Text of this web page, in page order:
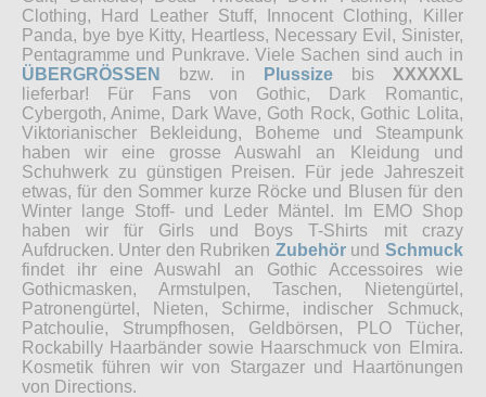
Clothing, Hard Leather Stuff, Innocent Clothing, Killer
Panda, bye bye Kitty, Heartless, Necessary Evil, Sinister,
Pentagramme und Punkrave. Viele Sachen sind auch in
ÜBERGRÖSSEN
bzw. in Plussize bis XXXXXL
lieferbar! Für Fans von Gothic, Dark Romantic,
Cybergoth, Anime, Dark Wave, Goth Rock, Gothic Lolita,
Viktorianischer Bekleidung, Boheme und Steampunk
haben wir eine grosse Auswahl an Kleidung und
Schuhwerk zu günstigen Preisen. Für jede Jahreszeit
etwas, für den Sommer kurze Röcke und Blusen für den
Winter lange Stoff- und Leder Mäntel. Im EMO Shop
haben wir für Girls und Boys T-Shirts mit crazy
Aufdrucken. Unter den Rubriken Zubehörund Schmuck
findet ihr eine Auswahl an Gothic Accessoires wie
Gothicmasken, Armstulpen, Taschen, Nietengürtel,
Patronengürtel, Nieten, Schirme, indischer Schmuck,
Patchoulie, Strumpfhosen, Geldbörsen, PLO Tücher,
Rockabilly Haarbänder sowie Haarschmuck von Elmira.
Kosmetik führen wir von Stargazer und Haartönungen
von Directions.